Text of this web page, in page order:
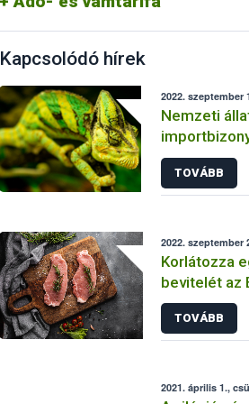
Kapcsolódó hírek
2022. szeptember
Nemzeti
harmonizált
élőállat
TOVÁBB
2022. szeptember
Korlátozza
bevitelét az
TOVÁBB
2021. április 1.,